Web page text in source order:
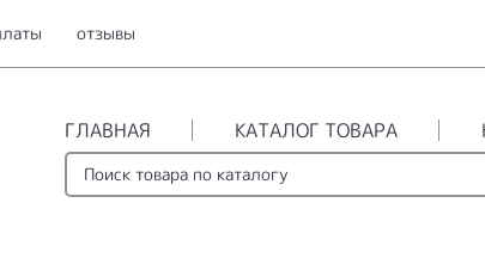
отзывы
ГЛАВНАЯ КАТАЛОГ ТОВАРА